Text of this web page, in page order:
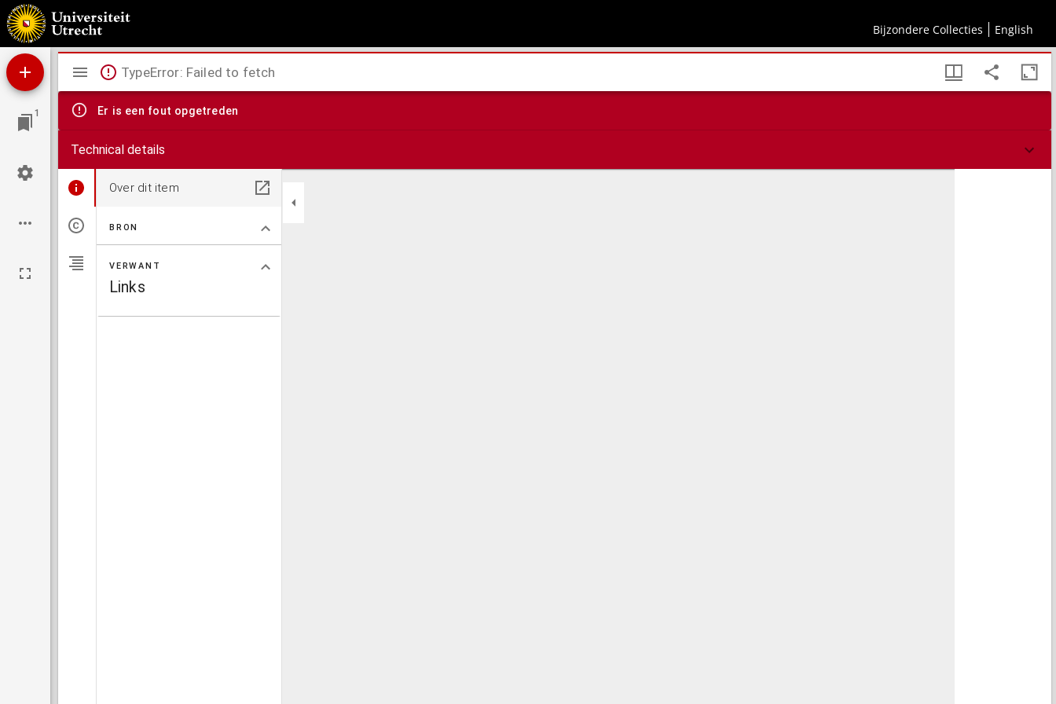
Bijzondere Collecties English
De verkeerde waereldt. : Kluchtige opera. Met dans kunst en vliegwerken.
1
Mirador
viewer
TypeError: Failed to fetch
Er is een fout opgetreden
Technical details
Over dit item
BRON
VERWANT
Links